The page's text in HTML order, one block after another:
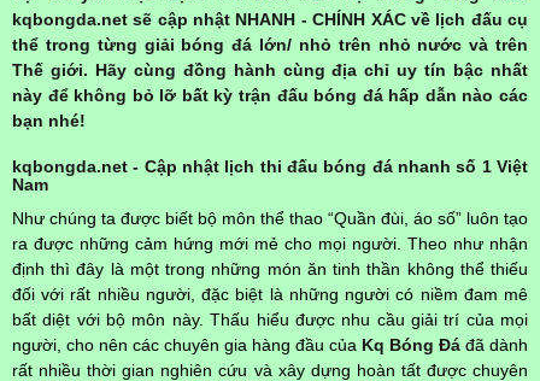
kqbongda.net sẽ cập nhật NHANH - CHÍNH XÁC về lịch đấu cụ
thể trong từng giải bóng đá lớn/ nhỏ trên nhỏ nước và trên
Thế giới. Hãy cùng đồng hành cùng địa chỉ uy tín bậc nhất
này để không bỏ lỡ bất kỳ trận đấu bóng đá hấp dẫn nào các
bạn nhé!
kqbongda.net - Cập nhật lịch thi đấu bóng đá nhanh số 1 Việt
Nam
Như chúng ta được biết bộ môn thể thao “Quần đùi, áo số” luôn tạo
ra được những cảm hứng mới mẻ cho mọi người. Theo như nhận
định thì đây là một trong những món ăn tinh thần không thể thiếu
đối với rất nhiều người, đặc biệt là những người có niềm đam mê
bất diệt với bộ môn này. Thấu hiểu được nhu cầu giải trí của mọi
người, cho nên các chuyên gia hàng đầu của Kq Bóng Đá đã dành
rất nhiều thời gian nghiên cứu và xây dựng hoàn tất được chuyên